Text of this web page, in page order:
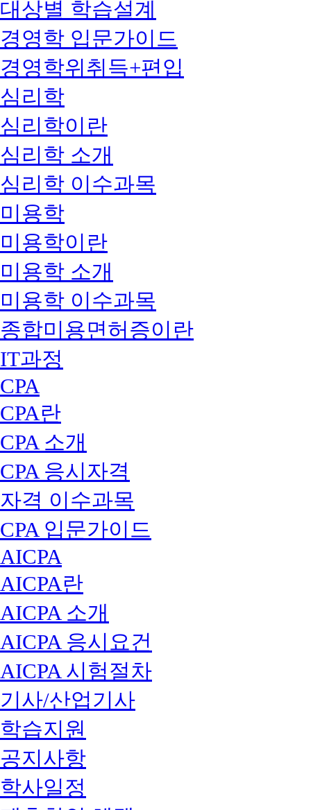
대상별 학습설계
경영학 입문가이드
경영학위취득+편입
심리학
심리학이란
심리학 소개
심리학 이수과목
미용학
미용학이란
미용학 소개
미용학 이수과목
종합미용면허증이란
IT과정
CPA
CPA란
CPA 소개
CPA 응시자격
자격 이수과목
CPA 입문가이드
AICPA
AICPA란
AICPA 소개
AICPA 응시요건
AICPA 시험절차
기사/산업기사
학습지원
공지사항
학사일정